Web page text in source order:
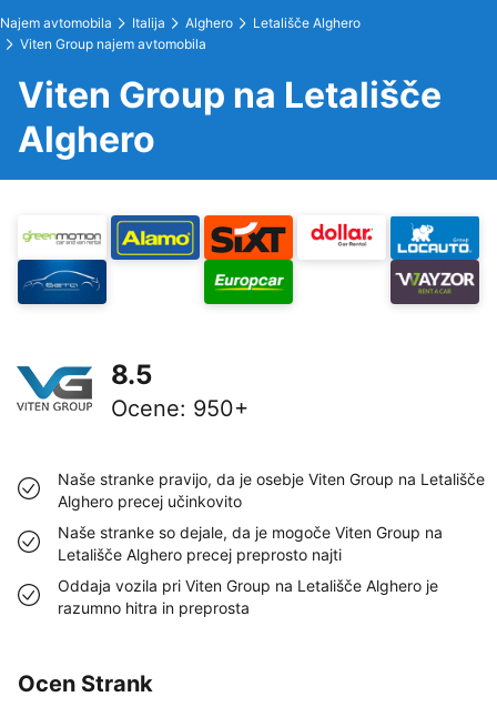
Najem avtomobila Italija Alghero
Letališče Alghero
Viten Group najem avtomobila
Viten Group na Letališče
Alghero
8.5
Ocene: 950+
Naše stranke pravijo, da je osebje Viten Group na Letališče
Alghero precej učinkovito
Naše stranke so dejale, da je mogoče Viten Group na
Letališče Alghero precej preprosto najti
Oddaja vozila pri Viten Group na Letališče Alghero je
razumno hitra in preprosta
Ocen Strank